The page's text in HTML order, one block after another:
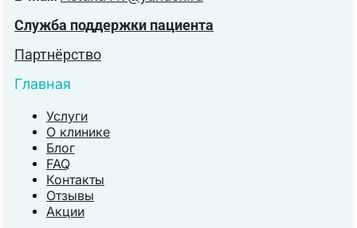
Служба поддержки пациента
Партнёрство
Главная
Услуги
О клинике
Блог
FAQ
Контакты
Отзывы
Акции